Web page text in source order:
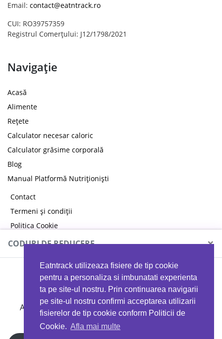
Eatntrack utilizeaza fisiere de tip cookie
pentru a personaliza si imbunatati experienta
ta pe site-ul nostru. Prin continuarea navigarii
pe site-ul nostru confirmi acceptarea utilizarii
fisierelor de tip cookie conform Politicii de
Cookie. Afla mai multe
Email: contact@eatntrack.ro
CUI: RO39757359
Registrul Comerțului: J12/1798/2021
Navigație
Acasă
Alimente
Rețete
Calculator necesar caloric
Calculator grăsime corporală
Blog
Manual Platformă Nutriționiști
Contact
Termeni și condiții
Politica Cookie
Politica de confidențialitate
CODURI DE REDUCERE ×
MYPROTEIN
Ai 40%reducere la orice comandă folosind codul
EATTRACK